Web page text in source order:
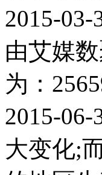
2015-
由艾媒
为：
2015-
大变化;